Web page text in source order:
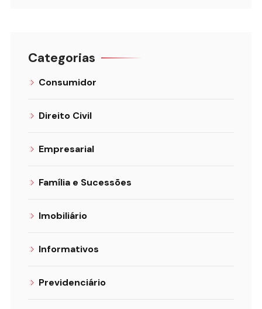
Categorias
Consumidor
Direito Civil
Empresarial
Família e Sucessões
Imobiliário
Informativos
Previdenciário